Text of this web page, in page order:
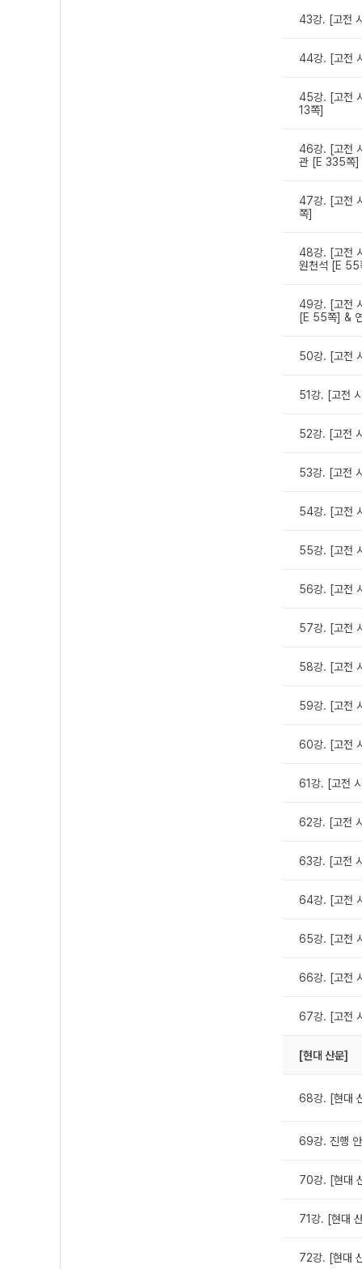
43강. [고전
44강. [고전
45강. [고전
13쪽]
46강. [고전
관 [E 335쪽]
47강. [고전
쪽]
48강. [고전
원천석 [E 55
49강. [고전
[E 55쪽] &
50강. [고전
51강. [고전
52강. [고전
53강. [고전
54강. [고전
55강. [고전
56강. [고전
57강. [고전
58강. [고전
59강. [고전
60강. [고전
61강. [고전
62강. [고전
63강. [고전
64강. [고전
65강. [고전
66강. [고전
67강. [고전
[현대 산문]
68강. [현대
69강. 진행
70강. [현대
71강. [현대
72강. [현대